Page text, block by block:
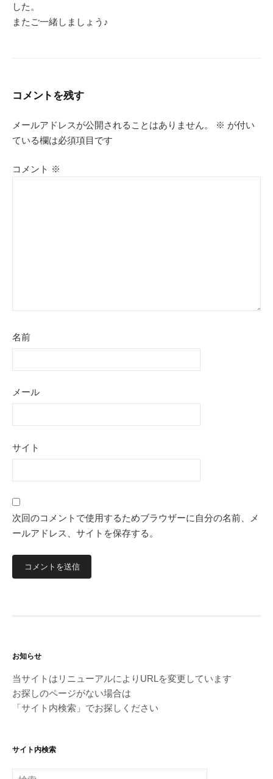
した。
またご一緒しましょう♪
コメントを残す
メールアドレスが公開されることはありません。 ※ が付い
ている欄は必須項目です
コメント ※
名前
メール
サイト
次回のコメントで使用するためブラウザーに自分の名前、メ
ールアドレス、サイトを保存する。
お知らせ
当サイトはリニューアルによりURLを変更しています
お探しのページがない場合は
「サイト内検索」でお探しください
サイト内検索
検